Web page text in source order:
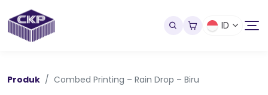
ID
Produk Combed Printing – Rain Drop – Biru